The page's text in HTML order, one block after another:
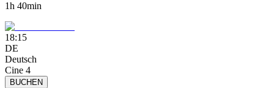
1h 40min
18:15
DE
Deutsch
Cine 4
BUCHEN